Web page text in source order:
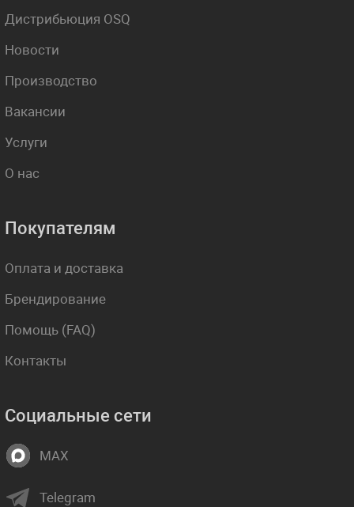
Дистрибьюция OSQ
Новости
Производство
Вакансии
Услуги
О нас
Покупателям
Оплата и доставка
Брендирование
Помощь (FAQ)
Контакты
Социальные сети
MAX
Telegram